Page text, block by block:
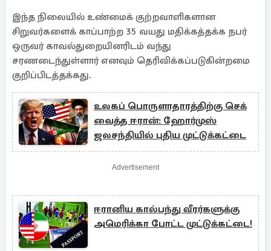
இந்த நிலையில் உண்மைக் குற்றவாளிகளான
சிறுவர்களைக் காப்பாற்ற 35 வயது மதிக்கத்தக்க நபர்
ஒருவர் காவல்துறையினரிடம் வந்து
சரணடைந்துள்ளார் எனவும் தெரிவிக்கப்படுகின்றமை
குறிப்பிடத்தக்கது.
உலகப் பொருளாதாரத்திற்கு செக்
வைத்த ஈரான்: ஹோர்முஸ்
ஜலசந்தியில் புதிய முட்டுக்கட்டை
Advertisement
ஈரானிய கால்பந்து வீரர்களுக்கு
அமெரிக்கா போட்ட முட்டுக்கட்டை!